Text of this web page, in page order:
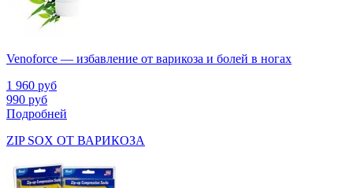
Venoforce — избавление от варикоза и болей в ногах
1 960 руб
990 руб
Подробней
ZIP SOX ОТ ВАРИКОЗА